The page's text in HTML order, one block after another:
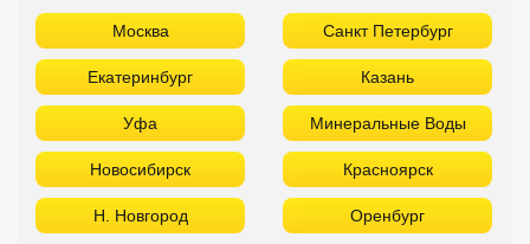
Москва Санкт Петербург
Екатеринбург Казань
Уфа Минеральные Воды
Новосибирск Красноярск
Н. Новгород Оренбург